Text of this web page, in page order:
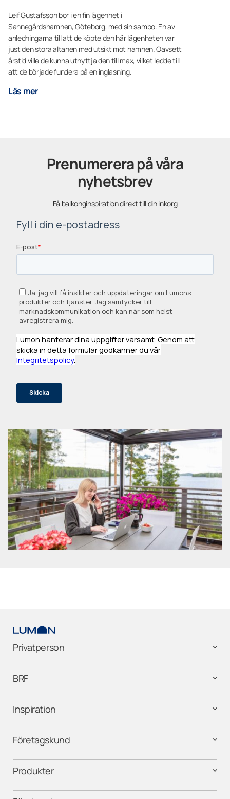
Leif Gustafsson bor i en fin lägenhet i
Sannegårdshamnen, Göteborg, med sin sambo. En av
anledningarna till att de köpte den här lägenheten var
just den stora altanen med utsikt mot hamnen. Oavsett
årstid ville de kunna utnyttja den till max, vilket ledde till
att de började fundera på en inglasning.
Läs mer
Prenumerera på våra
nyhetsbrev
Få balkonginspiration direkt till din inkorg
Privatperson
BRF
Inspiration
Företagskund
Produkter